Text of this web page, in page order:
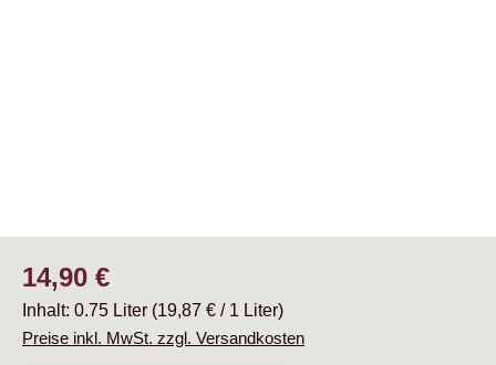
Regulärer Preis:
14,90 €
Inhalt: 0.75 Liter (19,87 € / 1 Liter)
Preise inkl. MwSt. zzgl. Versandkosten